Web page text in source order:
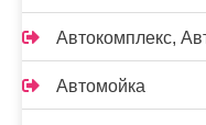
Автокомплекс,
Автомойка